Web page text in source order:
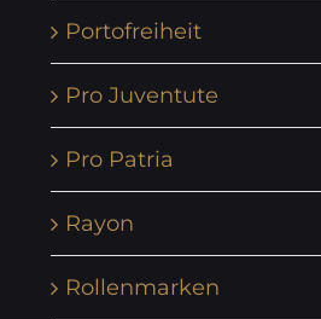
Portofreiheit
Pro Juventute
Pro Patria
Rayon
Rollenmarken